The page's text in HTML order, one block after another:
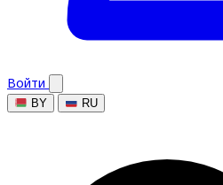
Войти
BY RU